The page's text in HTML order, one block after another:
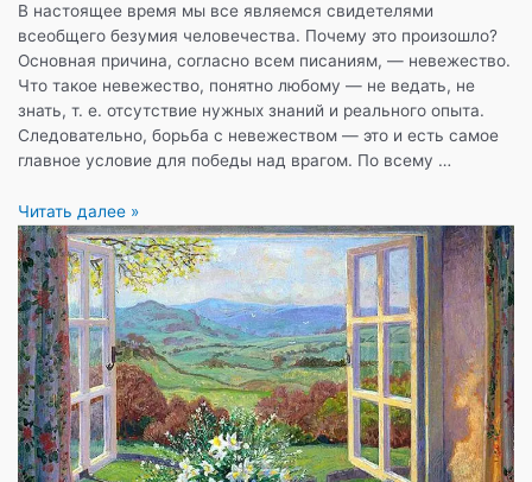
В настоящее время мы все являемся свидетелями
всеобщего безумия человечества. Почему это произошло?
Основная причина, согласно всем писаниям, — невежество.
Что такое невежество, понятно любому — не ведать, не
знать, т. е. отсутствие нужных знаний и реального опыта.
Следовательно, борьба с невежеством — это и есть самое
главное условие для победы над врагом. По всему …
Не
обессиливайте
себя
Читать далее »